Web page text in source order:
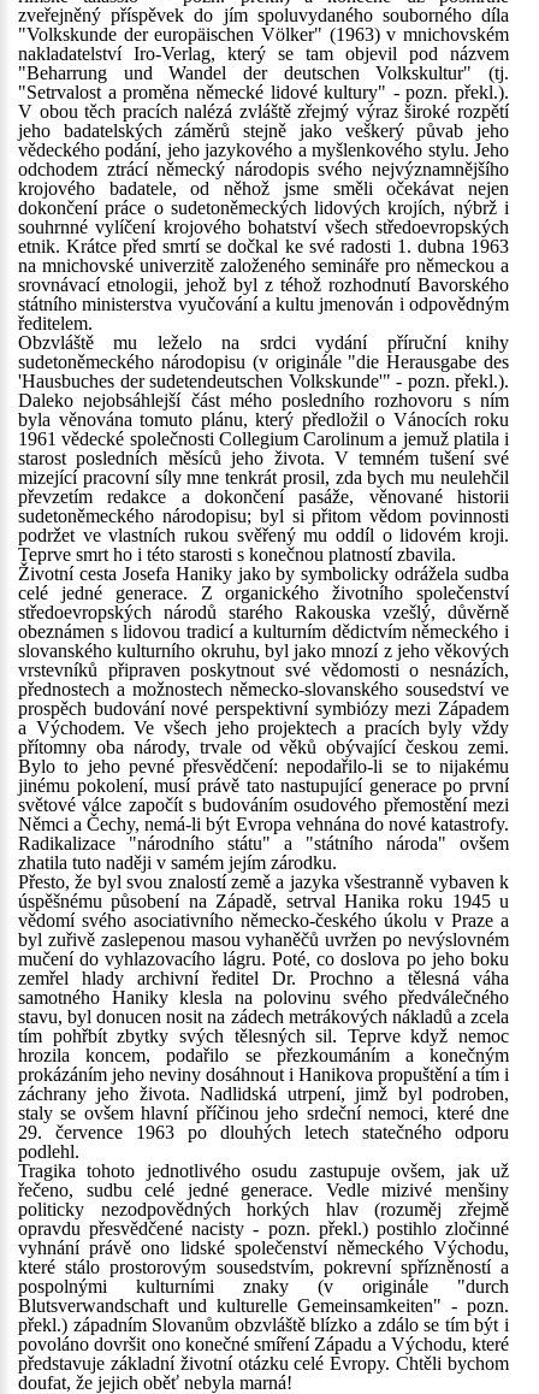
zveřejněný příspěvek do jím spoluvydaného souborného díla
"Volkskunde der europäischen Völker" (1963) v mnichovském
nakladatelství Iro-Verlag, který se tam objevil pod názvem
"Beharrung und Wandel der deutschen Volkskultur" (tj.
"Setrvalost a proměna německé lidové kultury" - pozn. překl.).
V obou těch pracích nalézá zvláště zřejmý výraz široké rozpětí
jeho badatelských záměrů stejně jako veškerý půvab jeho
vědeckého podání, jeho jazykového a myšlenkového stylu. Jeho
odchodem ztrácí německý národopis svého nejvýznamnějšího
krojového badatele, od něhož jsme směli očekávat nejen
dokončení práce o sudetoněmeckých lidových krojích, nýbrž i
souhrnné vylíčení krojového bohatství všech středoevropských
etnik. Krátce před smrtí se dočkal ke své radosti 1. dubna 1963
na mnichovské univerzitě založeného semináře pro německou a
srovnávací etnologii, jehož byl z téhož rozhodnutí Bavorského
státního ministerstva vyučování a kultu jmenován i odpovědným
ředitelem.
Obzvláště mu leželo na srdci vydání příruční knihy
sudetoněmeckého národopisu (v originále "die Herausgabe des
'Hausbuches der sudetendeutschen Volkskunde'" - pozn. překl.).
Daleko nejobsáhlejší část mého posledního rozhovoru s ním
byla věnována tomuto plánu, který předložil o Vánocích roku
1961 vědecké společnosti Collegium Carolinum a jemuž platila i
starost posledních měsíců jeho života. V temném tušení své
mizející pracovní síly mne tenkrát prosil, zda bych mu neulehčil
převzetím redakce a dokončení pasáže, věnované historii
sudetoněmeckého národopisu; byl si přitom vědom povinnosti
podržet ve vlastních rukou svěřený mu oddíl o lidovém kroji.
Teprve smrt ho i této starosti s konečnou platností zbavila.
Životní cesta Josefa Haniky jako by symbolicky odrážela sudba
celé jedné generace. Z organického životního společenství
středoevropských národů starého Rakouska vzešlý, důvěrně
obeznámen s lidovou tradicí a kulturním dědictvím německého i
slovanského kulturního okruhu, byl jako mnozí z jeho věkových
vrstevníků připraven poskytnout své vědomosti o nesnázích,
přednostech a možnostech německo-slovanského sousedství ve
prospěch budování nové perspektivní symbiózy mezi Západem
a Východem. Ve všech jeho projektech a pracích byly vždy
přítomny oba národy, trvale od věků obývající českou zemi.
Bylo to jeho pevné přesvědčení: nepodařilo-li se to nijakému
jinému pokolení, musí právě tato nastupující generace po první
světové válce započít s budováním osudového přemostění mezi
Němci a Čechy, nemá-li být Evropa vehnána do nové katastrofy.
Radikalizace "národního státu" a "státního národa" ovšem
zhatila tuto naději v samém jejím zárodku.
Přesto, že byl svou znalostí země a jazyka všestranně vybaven k
úspěšnému působení na Západě, setrval Hanika roku 1945 u
vědomí svého asociativního německo-českého úkolu v Praze a
byl zuřivě zaslepenou masou vyhaněčů uvržen po nevýslovném
mučení do vyhlazovacího lágru. Poté, co doslova po jeho boku
zemřel hlady archivní ředitel Dr. Prochno a tělesná váha
samotného Haniky klesla na polovinu svého předválečného
stavu, byl donucen nosit na zádech metrákových nákladů a zcela
tím pohřbít zbytky svých tělesných sil. Teprve když nemoc
hrozila koncem, podařilo se přezkoumáním a konečným
prokázáním jeho neviny dosáhnout i Hanikova propuštění a tím i
záchrany jeho života. Nadlidská utrpení, jimž byl podroben,
staly se ovšem hlavní příčinou jeho srdeční nemoci, které dne
29. července 1963 po dlouhých letech statečného odporu
podlehl.
Tragika tohoto jednotlivého osudu zastupuje ovšem, jak už
řečeno, sudbu celé jedné generace. Vedle mizivé menšiny
politicky nezodpovědných horkých hlav (rozuměj zřejmě
opravdu přesvědčené nacisty - pozn. překl.) postihlo zločinné
vyhnání právě ono lidské společenství německého Východu,
které stálo prostorovým sousedstvím, pokrevní spřízněností a
pospolnými kulturními znaky (v originále "durch
Blutsverwandschaft und kulturelle Gemeinsamkeiten" - pozn.
překl.) západním Slovanům obzvláště blízko a zdálo se tím být i
povoláno dovršit ono konečné smíření Západu a Východu, které
představuje základní životní otázku celé Evropy. Chtěli bychom
doufat, že jejich oběť nebyla marná!